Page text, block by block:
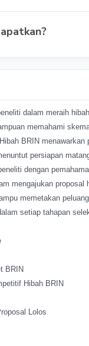
dalam meraih
memahami
BRIN menawarkan
persiapan
dengan
mengajukan
memetakan
setiap tahapan
BRIN
Hibah BRIN
Lolos